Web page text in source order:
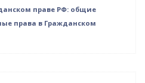
праве РФ: общие
права в Гражданском